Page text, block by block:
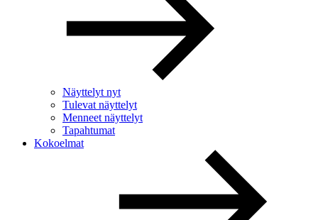
Näyttelyt nyt
Tulevat näyttelyt
Menneet näyttelyt
Tapahtumat
Kokoelmat